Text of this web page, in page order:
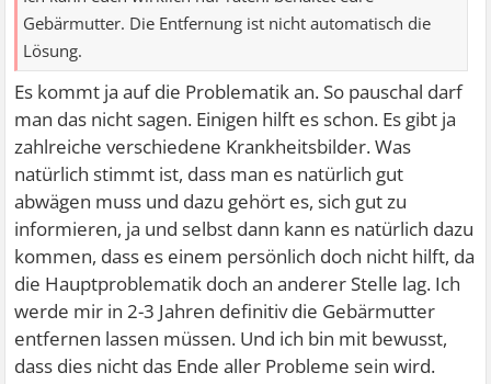
Gebärmutter. Die Entfernung ist nicht automatisch die
Lösung.
Es kommt ja auf die Problematik an. So pauschal darf
man das nicht sagen. Einigen hilft es schon. Es gibt ja
zahlreiche verschiedene Krankheitsbilder. Was
natürlich stimmt ist, dass man es natürlich gut
abwägen muss und dazu gehört es, sich gut zu
informieren, ja und selbst dann kann es natürlich dazu
kommen, dass es einem persönlich doch nicht hilft, da
die Hauptproblematik doch an anderer Stelle lag. Ich
werde mir in 2-3 Jahren definitiv die Gebärmutter
entfernen lassen müssen. Und ich bin mit bewusst,
dass dies nicht das Ende aller Probleme sein wird.